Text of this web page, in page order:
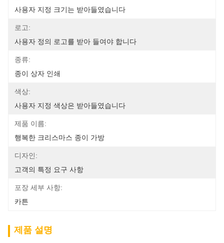
사용자 지정 크기는 받아들였습니다
로고:
사용자 정의 로고를 받아 들여야 합니다
종류:
종이 상자 인쇄
색상:
사용자 지정 색상은 받아들였습니다
제품 이름:
행복한 크리스마스 종이 가방
디자인:
고객의 특정 요구 사항
포장 세부 사항:
카튼
제품 설명